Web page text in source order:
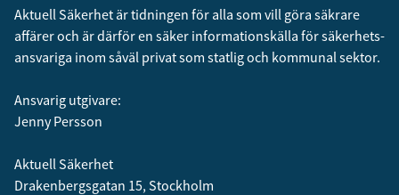
Aktuell Säkerhet är tidningen för alla som vill göra säkrare
affärer och är därför en säker informationskälla för säkerhets­
ansvariga inom såväl privat som statlig och kommunal sektor.
Ansvarig utgivare:
Jenny Persson
Aktuell Säkerhet
Drakenbergsgatan 15, Stockholm